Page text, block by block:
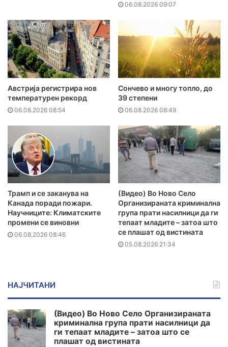
06.08.2026 09:07
Австрија регистрира нов
температурен рекорд
06.08.2026 08:54
Сончево и многу топло, до
39 степени
06.08.2026 08:49
Трамп и се заканува на
Канада поради пожари.
Научниците: Климатските
промени се виновни
06.08.2026 08:46
(Видео) Во Ново Село
Организираната криминална
група прати насилници да ги
тепаат младите – затоа што
се плашат од вистината
05.08.2026 21:34
НАЈЧИТАНИ
(Видео) Во Ново Село Организираната
криминална група прати насилници да
ги тепаат младите – затоа што се
плашат од вистината